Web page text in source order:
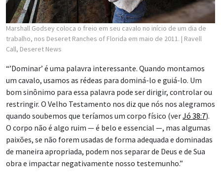
Marshall Godsey coloca o freio em seu cavalo no início de um dia de
trabalho, nos Deseret Ranches of Florida em maio de 2011. | Ravell
Call, Deseret News
“’Dominar’ é uma palavra interessante. Quando montamos
um cavalo, usamos as rédeas para dominá-lo e guiá-lo. Um
bom sinônimo para essa palavra pode ser dirigir, controlar ou
restringir. O Velho Testamento nos diz que nós nos alegramos
quando soubemos que teríamos um corpo físico (verJó 38:7).
O corpo não é algo ruim — é belo e essencial —, mas algumas
paixões, se não forem usadas de forma adequada e dominadas
de maneira apropriada, podem nos separar de Deus e de Sua
obra e impactar negativamente nosso testemunho.”